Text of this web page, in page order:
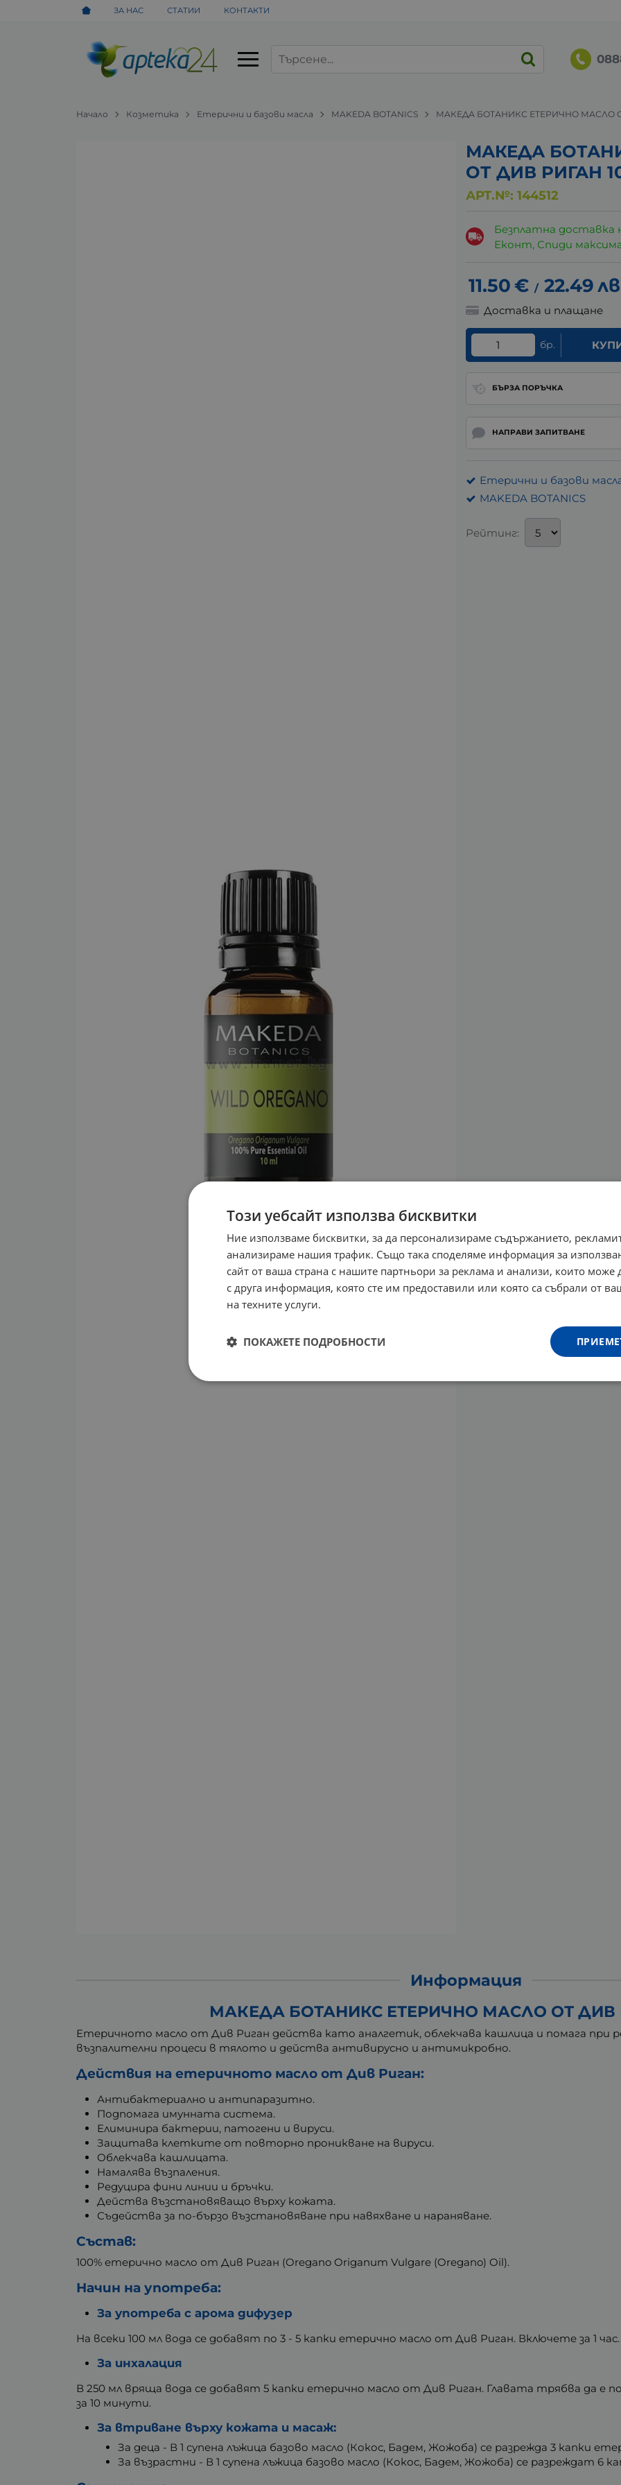
ЗА НАС СТАТИИ КОНТАКТИ
Начало Козметика Етерични и базови масла MAKEDA BOTANICS МАКЕДА БОТАНИКС ЕТЕРИЧНО МАСЛО
МАКЕДА
ОТ ДИВ РИГАН
АРТ.№: 144512
Безплатна доставка
Еконт, Спиди
11.50€ / 22.49
Доставка и плащане
бр.
БЪРЗА ПОРЪЧКА
НАПРАВИ ЗАПИТВАНЕ
Етерични и базови
MAKEDA BOTANICS
Рейтинг:
Информация
МАКЕДА БОТАНИКС ЕТЕРИЧНО МАСЛО ОТ ДИВ
Етеричното масло от Див Риган действа като аналгетик, облекчава кашлица и помага при
възпалителни процеси в тялото и действа антивирусно и антимикробно.
Действия на етеричното масло от Див Риган:
Антибактериално и антипаразитно.
Подпомага имунната система.
Елиминира бактерии, патогени и вируси.
Защитава клетките от повторно проникване на вируси.
Облекчава кашлицата.
Намалява възпаления.
Редуцира фини линии и бръчки.
Действа възстановяващо върху кожата.
Съдейства за по-бързо възстановяване при навяхване и нараняване.
Състав:
100% етерично масло от Див Риган (Oregano Origanum Vulgare (Oregano) Oil).
Начин на употреба:
За употреба с арома дифузер
На всеки 100 мл вода се добавят по 3 - 5 капки етерично масло от Див Риган. Включете за 1 час.
За инхалация
В 250 мл вряща вода се добавят 5 капки етерично масло от Див Риган. Главата трябва да е
за 10 минути.
За втриване върху кожата и масаж:
За деца - В 1 супена лъжица базово масло (Кокос, Бадем, Жожоба) се разрежда 3 капки
За възрастни - В 1 супена лъжица базово масло (Кокос, Бадем, Жожоба) се разреждат 6
Този уебсайт използва бисквитки
Ние използваме бисквитки, за да персонализираме съдържанието,
анализираме нашия трафик. Също така споделяме информация за
сайт от ваша страна с нашите партньори за реклама и анализи, които може
с друга информация, която сте им предоставили или която са събрали от
на техните услуги.
ПОКАЖЕТЕ ПОДРОБНОСТИ